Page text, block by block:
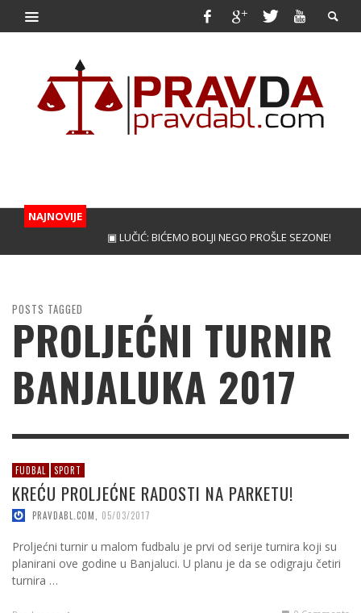
NAJNOVIJE
▣ LUČIĆ: BIĆEMO BOLJI NEGO PROŠLE SEZONE! ▣
POSTS TAGGED
PROLJEĆNI TURNIR
BANJALUKA 2017
FUDBAL SPORT
KREĆU PROLJEĆNE RADOSTI NA PARKETU!
PRAVDABL.COM 05/03/2017
Proljećni turnir u malom fudbalu je prvi od serije turnira koji su
planirani ove godine u Banjaluci. U planu je da se odigraju četiri
turnira …